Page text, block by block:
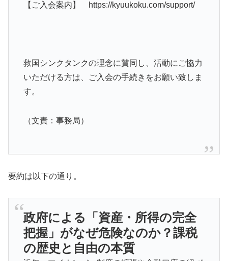
【ご入会案内】 https://kyuukoku.com/support/
救国シンクタンクの理念に賛同し、活動にご協力
いただける方は、ご入会の手続きをお願い致しま
す。
（文責：事務局）
要約は以下の通り。
政府による「資産・所得の完全
把握」がなぜ危険なのか？課税
の歴史と自由の本質